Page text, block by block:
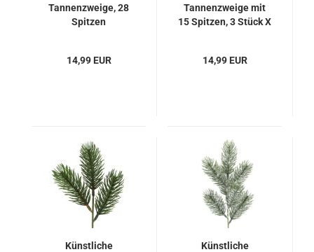
Tannenzweige, 28
Spitzen
14,99 EUR
Tannenzweige mit
15 Spitzen, 3 Stück X
14,99 EUR
Künstliche
Künstliche